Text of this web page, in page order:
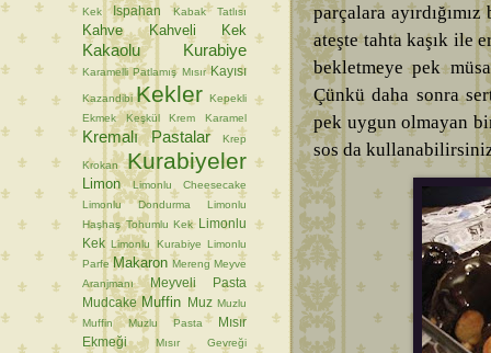
parçalara
ateşte tahta kaşık ile
bekletmeye pek
Çünkü daha sonra
pek uygun olmayan
sos da
Kek
Ispahan Kabak Tatlısı
Kahve Kahveli Kek
Kakaolu Kurabiye
Karamelli Patlamış Mısır Kayısı
Kazandibi Kekler Kepekli
Ekmek
Keşkül Krem Karamel
Kremalı Pastalar Krep
Krokan Kurabiyeler
Limon
Limonlu Cheesecake
Limonlu Dondurma
Limonlu
Haşhaş Tohumlu Kek
Limonlu
Kek Limonlu Kurabiye Limonlu
Parfe Makaron Mereng Meyve
Aranjmanı
Meyveli Pasta
Mudcake Muffin Muz Muzlu
Muffin
Muzlu Pasta
Mısır
Ekmeği
Mısır Gevreği